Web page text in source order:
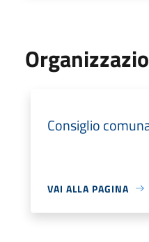
Consiglio
VAI ALLA PAGINA